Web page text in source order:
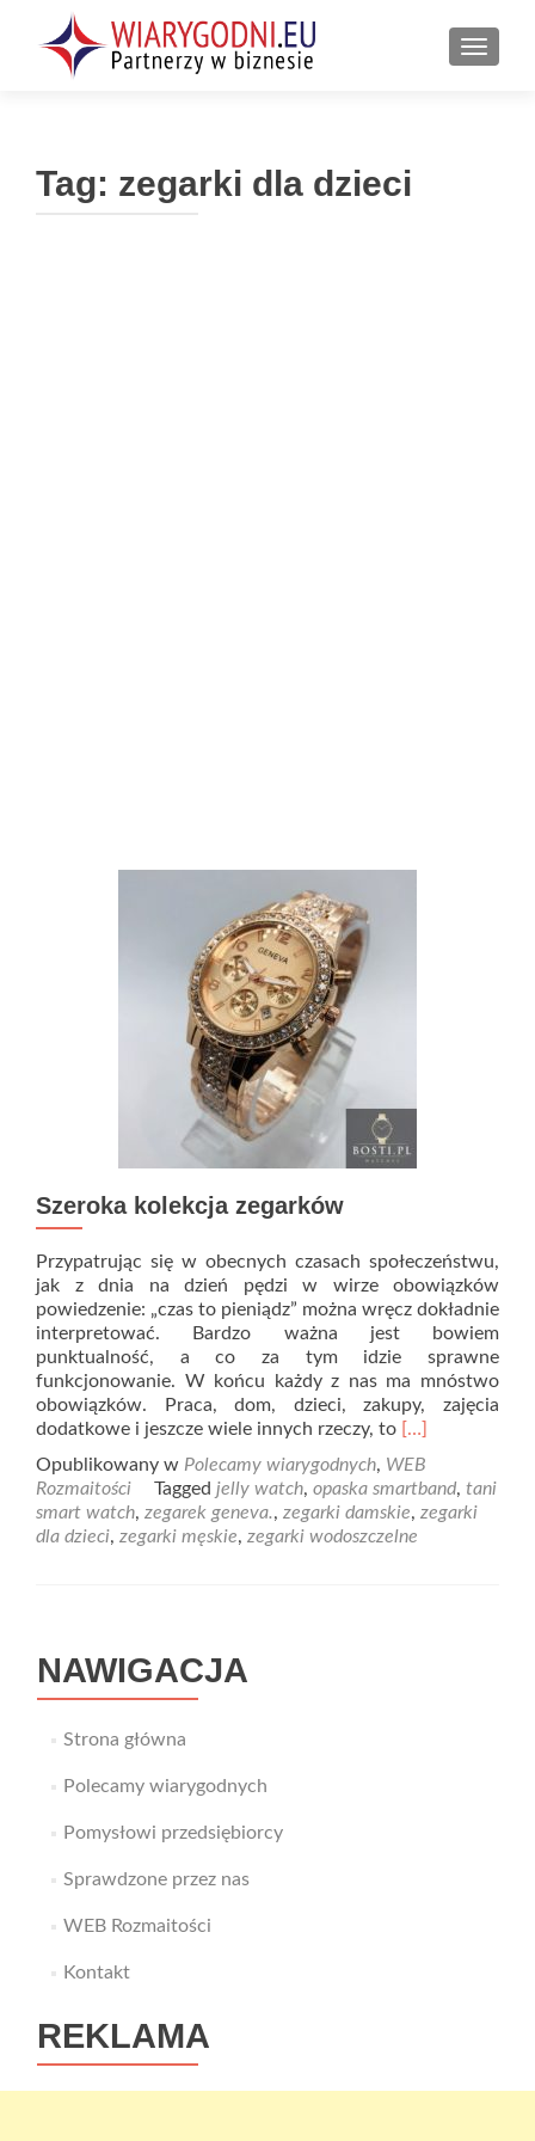
Tag: zegarki dla dzieci
Szeroka kolekcja zegarków
Przypatrując się w obecnych czasach społeczeństwu,
jak z dnia na dzień pędzi w wirze obowiązków
powiedzenie: „czas to pieniądz” można wręcz dokładnie
interpretować. Bardzo ważna jest bowiem
punktualność, a co za tym idzie sprawne
funkcjonowanie. W końcu każdy z nas ma mnóstwo
obowiązków. Praca, dom, dzieci, zakupy, zajęcia
dodatkowe i jeszcze wiele innych rzeczy, to Read
about
Szeroka
kolekcja
zegarków
[…]
Opublikowany w Polecamy wiarygodnych, WEB
Rozmaitości
Tagged jelly watch, opaska smartband, tani
smart watch, zegarek geneva., zegarki damskie, zegarki
dla dzieci, zegarki męskie, zegarki wodoszczelne
NAWIGACJA
Strona główna
Polecamy wiarygodnych
Pomysłowi przedsiębiorcy
Sprawdzone przez nas
WEB Rozmaitości
Kontakt
REKLAMA